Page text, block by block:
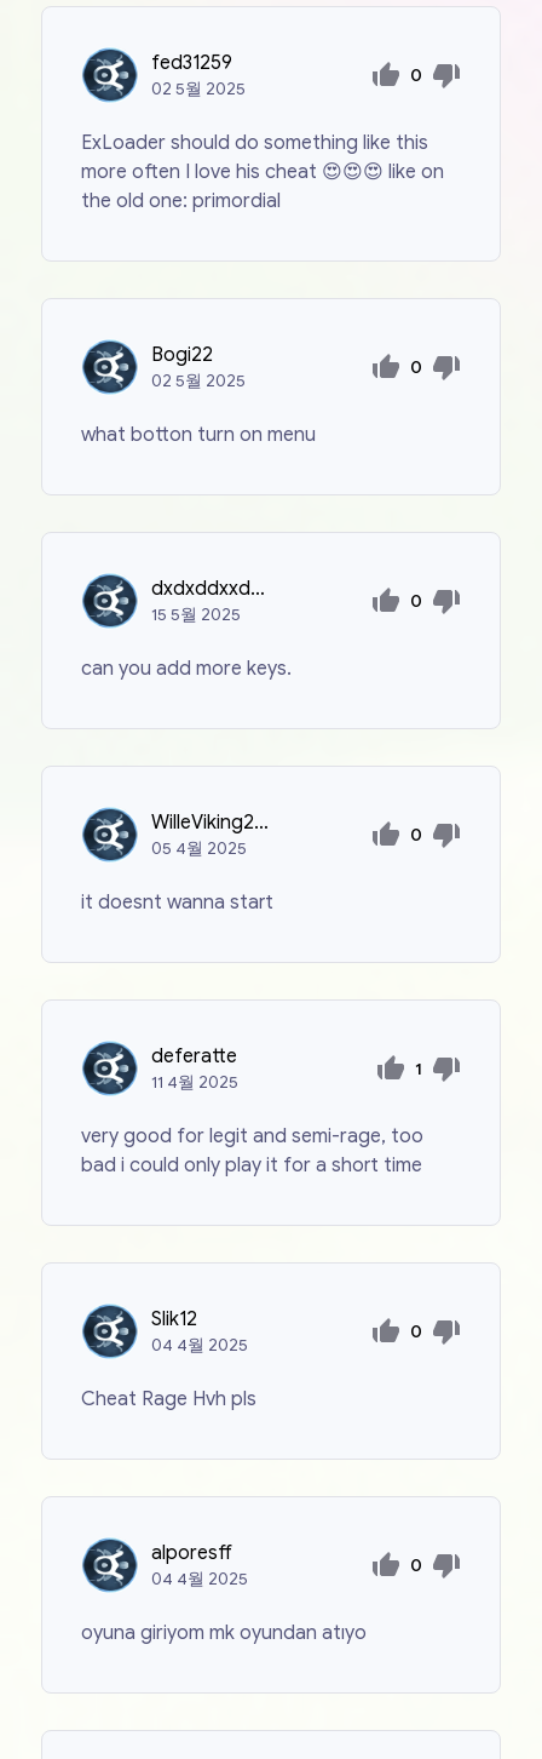
fed31259
025월 2025
0
ExLoader should do something like this
more often I love his cheat 😍😍😍 like on
the old one: primordial
Bogi22
025월 2025
0
what botton turn on menu
dxdxddxxdxdd
155월 2025
0
can you add more keys.
WilleViking2010
05 4월 2025
0
it doesnt wanna start
deferatte
11 4월 2025
1
very good for legit and semi-rage, too
bad i could only play it for a short time
Slik12
04 4월 2025
0
Cheat Rage Hvh pls
alporesff
04 4월 2025
0
oyuna giriyom mk oyundan atıyo